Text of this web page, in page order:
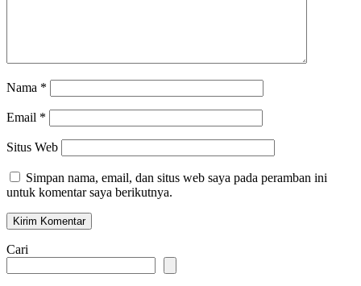
Nama *
Email *
Situs Web
Simpan nama, email, dan situs web saya pada peramban ini
untuk komentar saya berikutnya.
Cari